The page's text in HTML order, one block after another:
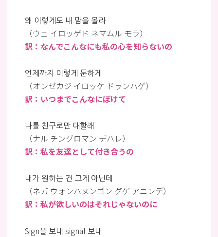
왜 이렇게도 내 맘을 몰라
（ウェ イロッゲド ネマムル モラ）
訳：なんでこんなにも私の心を知らないの
언제까지 이렇게 둔하게
（オンゼカジ イロッケ ドゥンハゲ）
訳：いつまでこんなにぼけて
나를 친구로만 대할래
（ナル チングロマン デハレ）
訳：私を友達として付き合うの
내가 원하는 건 그게 아닌데
（ネガ ウォンハヌンゴン グゲ アニンデ）
訳：私が欲しいのはそれじゃないのに
Sign을 보내 signal 보내